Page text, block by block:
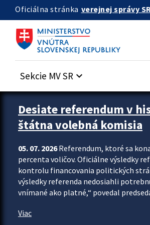
Preskocit na hlavný obsah
Oficiálna stránka verejnej správy SR
Sekcie MV SR keyboard_arrow_down
Zastavit automatický posun upútavok
Desiate referendum v
štátna volebná komisia
05. 07. 2026Referendum, ktoré sa
percenta voličov. Oficiálne výsledky
kontrolu financovania politických
výsledky referenda nedosiahli
vnímané ako platné,“ povedal
Viac